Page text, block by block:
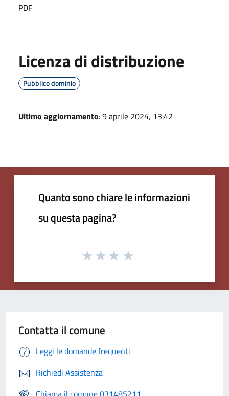
PDF
Licenza di distribuzione
Pubblico dominio
Ultimo aggiornamento: 9 aprile 2024, 13:42
Quanto sono chiare le informazioni
su questa pagina?
Contatta il comune
Leggi le domande frequenti
Richiedi Assistenza